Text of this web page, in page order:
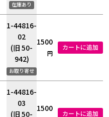
在庫あり
1-44816-
02
(旧 50-
942)
お取り寄せ
1500
円
カートに追加
1-44816-
03
(旧 50-
1500
カートに追加